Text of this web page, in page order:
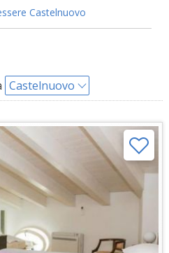
Castelnuovo
Castelnuovo